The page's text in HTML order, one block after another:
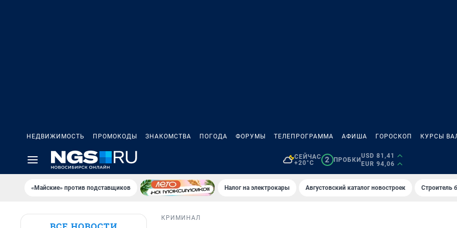
НЕДВИЖИМОСТЬ ПРОМОКОДЫ ЗНАКОМСТВА ПОГОДА ФОРУМЫ ТЕЛЕПРОГРАММА АФИША ГОРОСКОП КУРСЫ
СЕЙЧАС
+20°C
2 ПРОБКИ
USD 81,41
EUR 94,06
«Майские» против подставщиков Налог на электрокары Августовский каталог новостроек Строитель
КРИМИНАЛ